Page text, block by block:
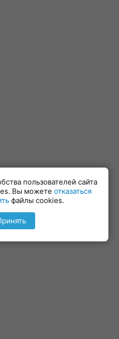
пользователей сайта
Вы можете отказаться
файлы cookies.